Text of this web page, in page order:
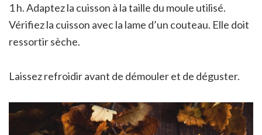
1 h. Adaptez la cuisson à la taille du moule utilisé.
Vérifiez la cuisson avec la lame d’un couteau. Elle doit
ressortir sèche.
Laissez refroidir avant de démouler et de déguster.